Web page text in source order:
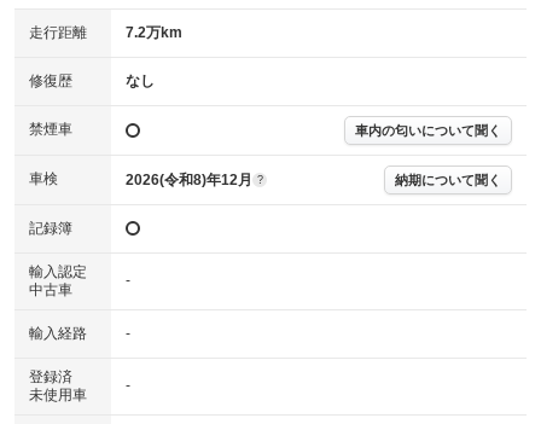
修復歴 詳細は鑑定書をご確認ください。
※グー鑑定は保証サービスではございません。購入時は必ず現車をご確認
※実際にお渡しするコンディションチェックシートにつきましては、形式
※グー鑑定の評価はあくまでも記載している鑑定日の鑑定結果となりま
す。車両情報等の詳細は各販売店へお問い合わせ下さい。
走行距離 7.2万km
修復歴 なし
禁煙車 車内の匂いについて聞く
車検 2026(令和8)年12月 ? 納期について聞く
記録簿
輸入認定
中古車
-
輸入経路 -
登録済
未使用車
-